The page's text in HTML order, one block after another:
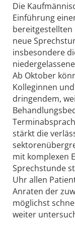
Die
Einführung
bereitgestellten
neue
insbesondere
Ab Oktober
Kolleginnen
dringendem,
stärkt die
mit komplexen
Sprechstunde
Uhr allen
Anraten der
möglichst
weiter